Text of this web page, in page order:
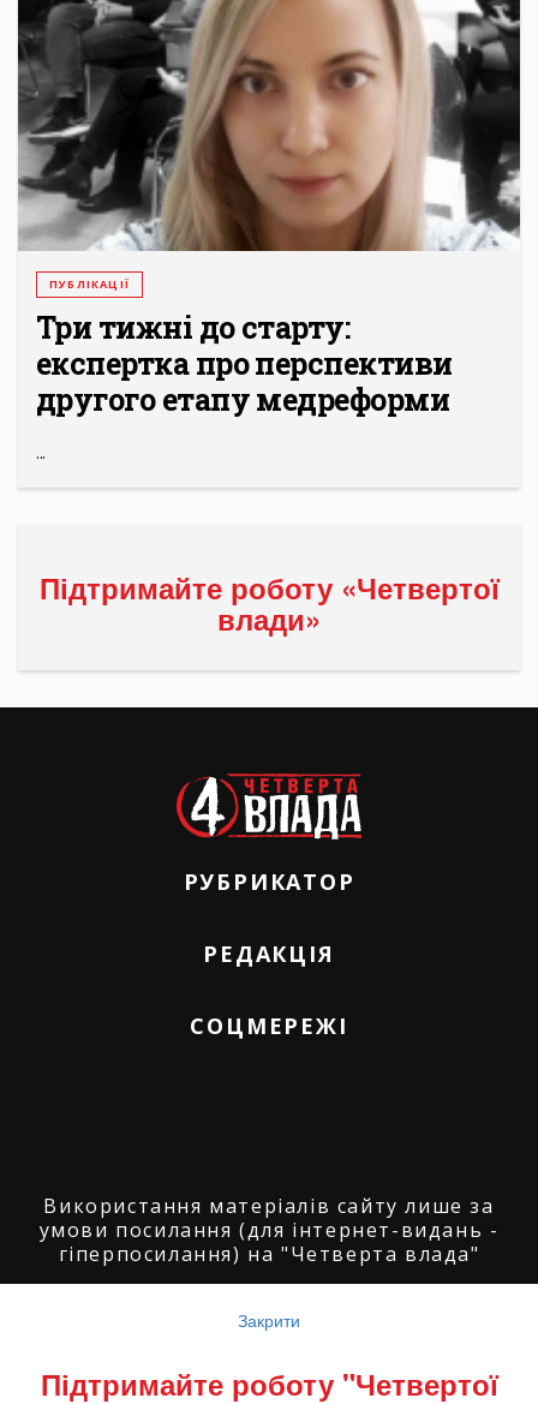
ПУБЛІКАЦІЇ
Три тижні до старту:
експертка про перспективи
другого етапу медреформи
...
Підтримайте роботу «Четвертої
влади»
РУБРИКАТОР
РЕДАКЦІЯ
СОЦМЕРЕЖІ
Використання матеріалів сайту лише за
умови посилання (для інтернет-видань -
гіперпосилання) на "Четверта влада"
"Четверта влада": 2008-2026.
Володимир Торбіч: 2008-2026.
Закрити
Підтримайте роботу "Четвертої